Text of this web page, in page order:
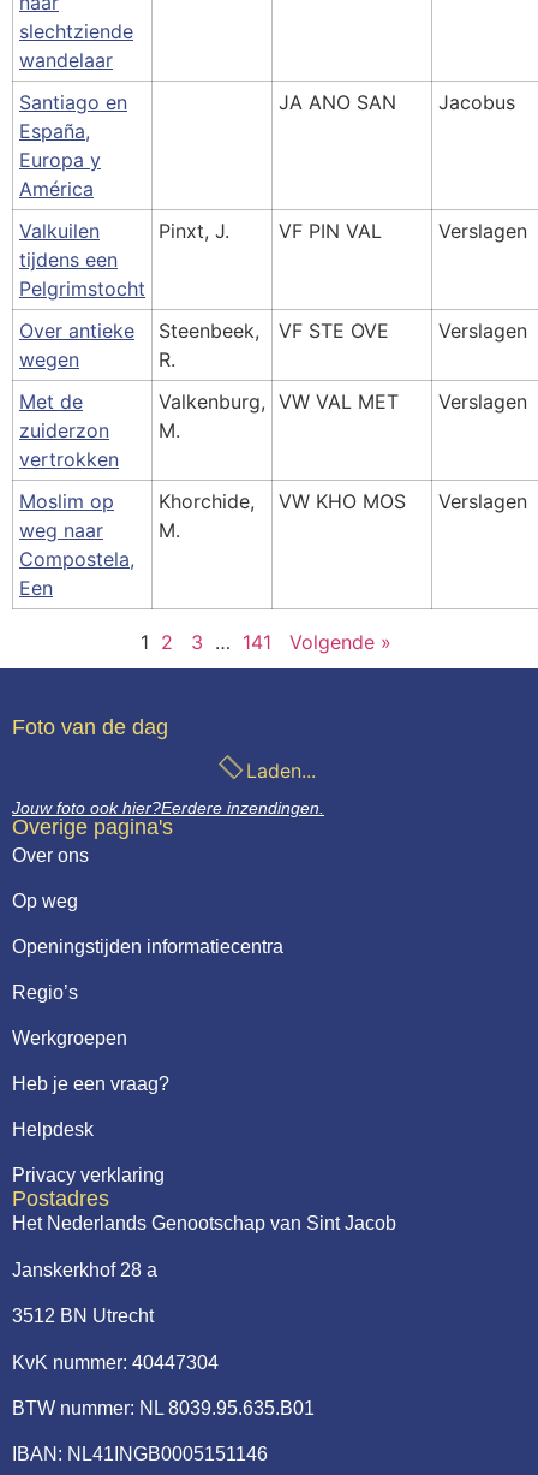
slechtziende
wandelaar
Santiago en
España,
Europa y
América
JA ANO SAN Jacobus
Valkuilen
tijdens een
Pelgrimstocht
Pinxt, J. VF PIN VAL Verslagen
Over antieke
wegen
Steenbeek,
R.
VF STE OVE Verslagen
Met de
zuiderzon
vertrokken
Valkenburg,
M.
VW VAL MET Verslagen
Moslim op
weg naar
Compostela,
Een
Khorchide,
M.
VW KHO MOS Verslagen
1 2 3 … 141 Volgende »
Foto van de dag
Laden...
Jouw foto ook hier?Eerdere inzendingen.
Overige pagina's
Over ons
Op weg
Openingstijden informatiecentra
Regio’s
Werkgroepen
Heb je een vraag?
Helpdesk
Privacy verklaring
Postadres
Het Nederlands Genootschap van Sint Jacob
Janskerkhof 28 a
3512 BN Utrecht
KvK nummer: 40447304
BTW nummer: NL 8039.95.635.B01
IBAN: NL41INGB0005151146